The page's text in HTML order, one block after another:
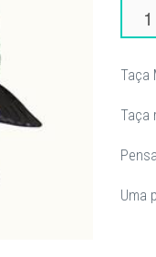
Taça
Taça
Uma